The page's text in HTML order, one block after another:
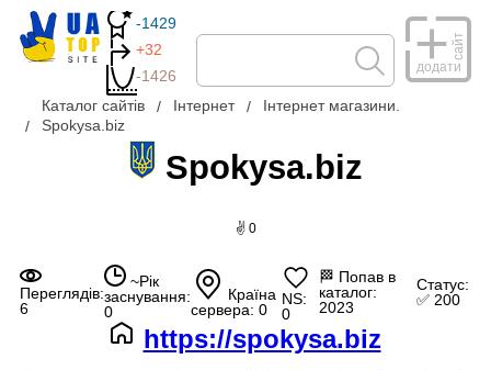
-1429
+32
-1426
додати
сайт
Каталог сайтів Інтернет
Інтернет магазини.
Spokysa.biz
Spokysa.biz
✌ 0
Переглядів:
6
~Рік
заснування:
0
Країна
сервера: 0
NS:
0
🏁 Попав в
каталог:
2023
Статус:
✅ 200
https://spokysa.biz